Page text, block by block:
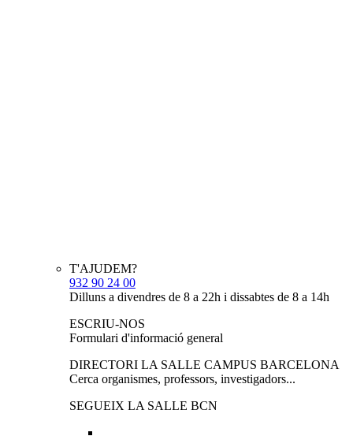
T'AJUDEM?
932 90 24 00
Dilluns a divendres de 8 a 22h i dissabtes de 8 a 14h
ESCRIU-NOS
Formulari d'informació general
DIRECTORI LA SALLE CAMPUS BARCELONA
Cerca organismes, professors, investigadors...
SEGUEIX LA SALLE BCN